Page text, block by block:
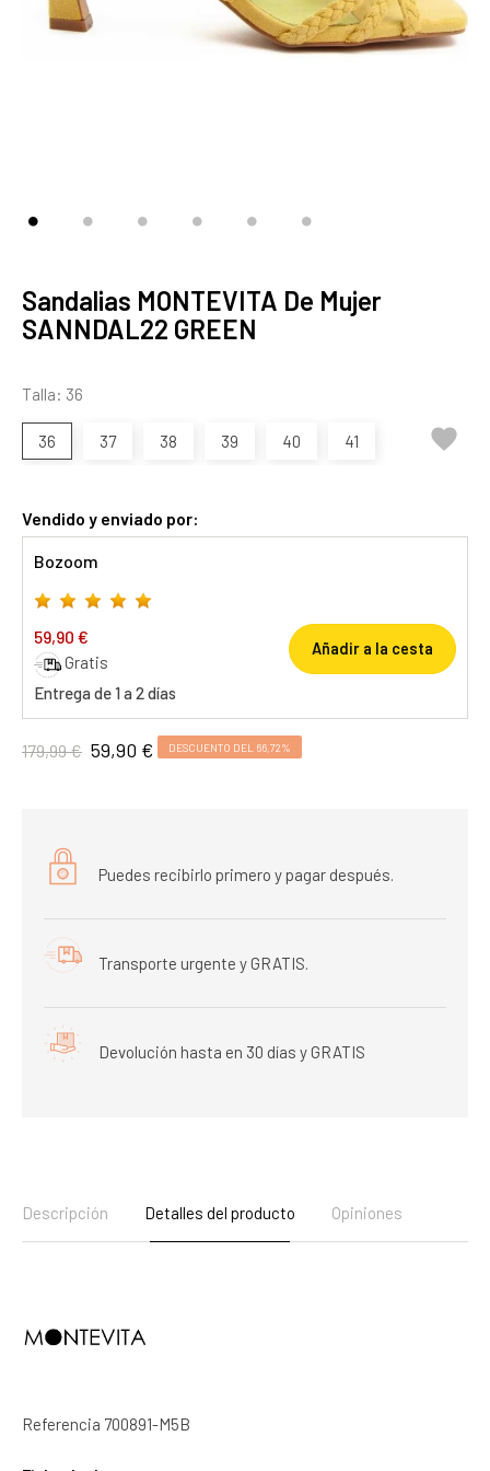
Sandalias MONTEVITA De Mujer
SANNDAL22 GREEN
Talla: 36
36 37 38 39 40 41 
Vendido y enviado por:
Bozoom
59,90 €
Gratis
Entrega de 1 a 2 días
Añadir a la cesta
179,99 € 59,90 € DESCUENTO DEL 66,72%
Puedes recibirlo primero y pagar después.
Transporte urgente y GRATIS.
Devolución hasta en 30 días y GRATIS
Descripción Detalles del producto Opiniones
Referencia 700891-M5B